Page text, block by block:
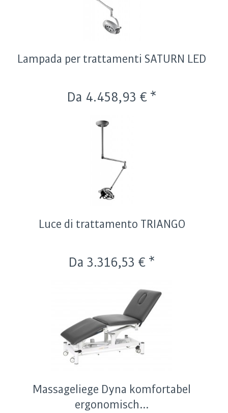
Lampada per trattamenti SATURN LED
Da 4.458,93 € *
Luce di trattamento TRIANGO
Da 3.316,53 € *
Massageliege Dyna komfortabel
ergonomisch...